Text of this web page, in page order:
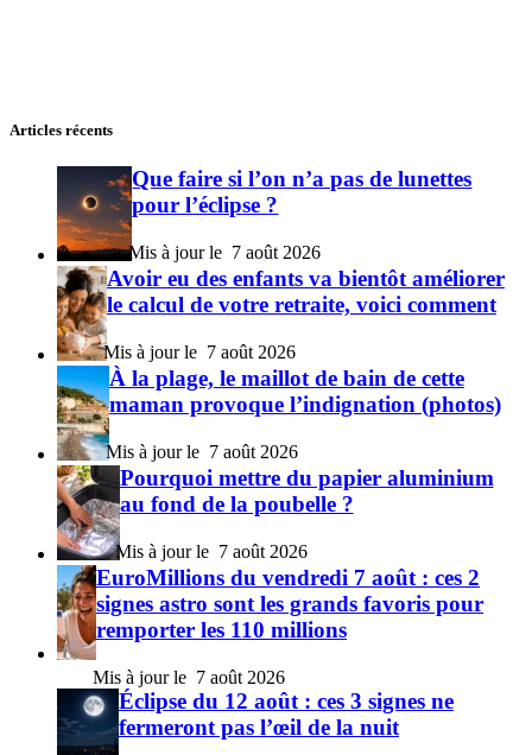
Articles récents
Que faire si l’on n’a pas de lunettes
pour l’éclipse ?
7 août 2026
Avoir eu des enfants va bientôt améliorer
le calcul de votre retraite, voici comment
7 août 2026
À la plage, le maillot de bain de cette
maman provoque l’indignation (photos)
7 août 2026
Pourquoi mettre du papier aluminium
au fond de la poubelle ?
7 août 2026
EuroMillions du vendredi 7 août : ces 2
signes astro sont les grands favoris pour
remporter les 110 millions
7 août 2026
Éclipse du 12 août : ces 3 signes ne
fermeront pas l’œil de la nuit